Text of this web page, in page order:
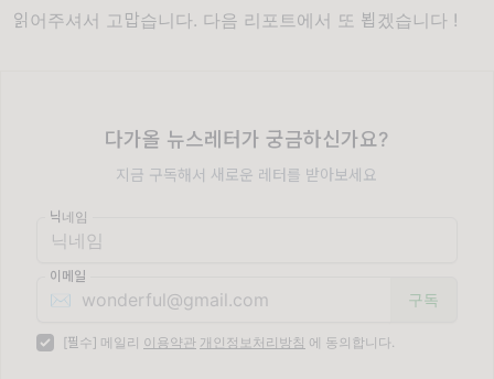
읽어주셔서 고맙습니다. 다음 리포트에서 또 뵙겠습니다 !
다가올 뉴스레터가 궁금하신가요?
지금 구독해서 새로운 레터를 받아보세요
닉네임
이메일
✉️
[필수] 메일리 이용약관 개인정보처리방침 에 동의합니다.